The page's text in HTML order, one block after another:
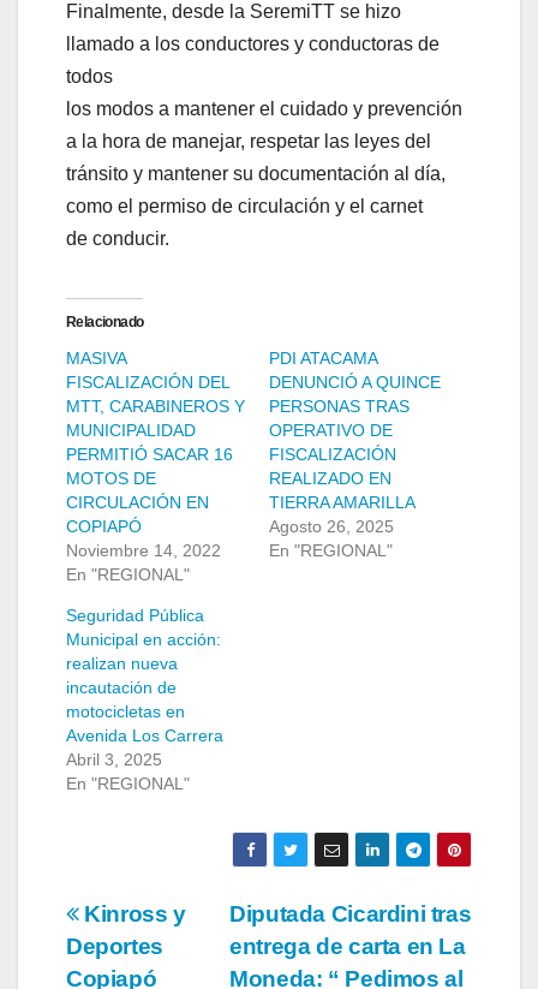
Finalmente, desde la SeremiTT se hizo
llamado a los conductores y conductoras de
todos
los modos a mantener el cuidado y prevención
a la hora de manejar, respetar las leyes del
tránsito y mantener su documentación al día,
como el permiso de circulación y el carnet
de conducir.
Relacionado
MASIVA
FISCALIZACIÓN DEL
MTT, CARABINEROS Y
MUNICIPALIDAD
PERMITIÓ SACAR 16
MOTOS DE
CIRCULACIÓN EN
COPIAPÓ
Noviembre 14, 2022
En "REGIONAL"
PDI ATACAMA
DENUNCIÓ A QUINCE
PERSONAS TRAS
OPERATIVO DE
FISCALIZACIÓN
REALIZADO EN
TIERRA AMARILLA
Agosto 26, 2025
En "REGIONAL"
Seguridad Pública
Municipal en acción:
realizan nueva
incautación de
motocicletas en
Avenida Los Carrera
Abril 3, 2025
En "REGIONAL"
Navegación
de
Diputada Cicardini tras
entrega de carta en La
Moneda: “ Pedimos al
Kinross y
Deportes
Copiapó